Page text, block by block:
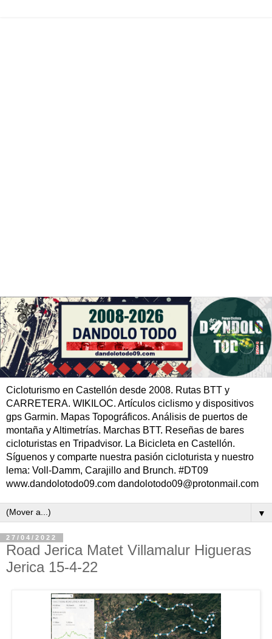
Cicloturismo en Castellón desde 2008. Rutas BTT y
CARRETERA. WIKILOC. Artículos ciclismo y dispositivos
gps Garmin. Mapas Topográficos. Análisis de puertos de
montaña y Altimetrías. Marchas BTT. Reseñas de bares
cicloturistas en Tripadvisor. La Bicicleta en Castellón.
Síguenos y comparte nuestra pasión cicloturista y nuestro
lema: Voll-Damm, Carajillo and Brunch. #DT09
www.dandolotodo09.com dandolotodo09@protonmail.com
▼
27/04/2022
Road Jerica Matet Villamalur Higueras
Jerica 15-4-22